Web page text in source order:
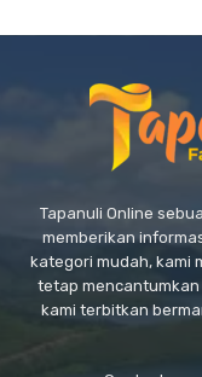
Tapanuli Online
memberikan
kategori mudah, kami
tetap mencantumkan
kami terbitkan